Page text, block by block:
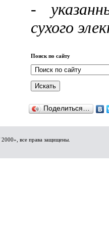
-
сухого
Поиск по сайту
Поделиться…
все права защищены.